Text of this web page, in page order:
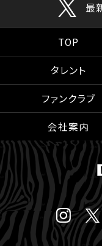
最
TOP
タレント
ファンクラブ
会社案内